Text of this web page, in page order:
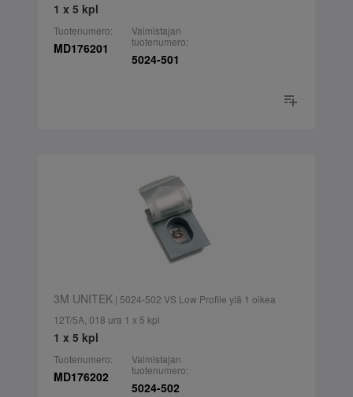
1 x 5 kpl
Tuotenumero:
MD176201
Valmistajan
tuotenumero:
5024-501
3M UNITEK| 5024-502 VS Low Profile ylä 1 oikea
12T/5A, 018 ura 1 x 5 kpl
1 x 5 kpl
Tuotenumero:
MD176202
Valmistajan
tuotenumero:
5024-502